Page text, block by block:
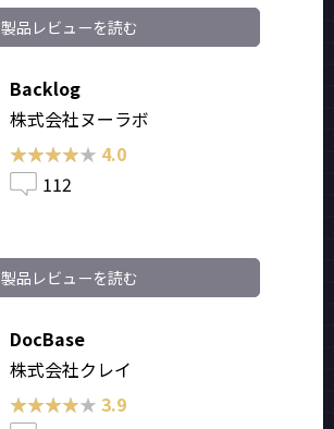
製品レビューを読む
Backlog
株式会社ヌーラボ
★★★★★
★★★★★ 4.0
112
製品レビューを読む
DocBase
株式会社クレイ
★★★★★
★★★★★ 3.9